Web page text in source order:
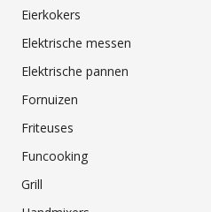
Eierkokers
Elektrische messen
Elektrische pannen
Fornuizen
Friteuses
Funcooking
Grill